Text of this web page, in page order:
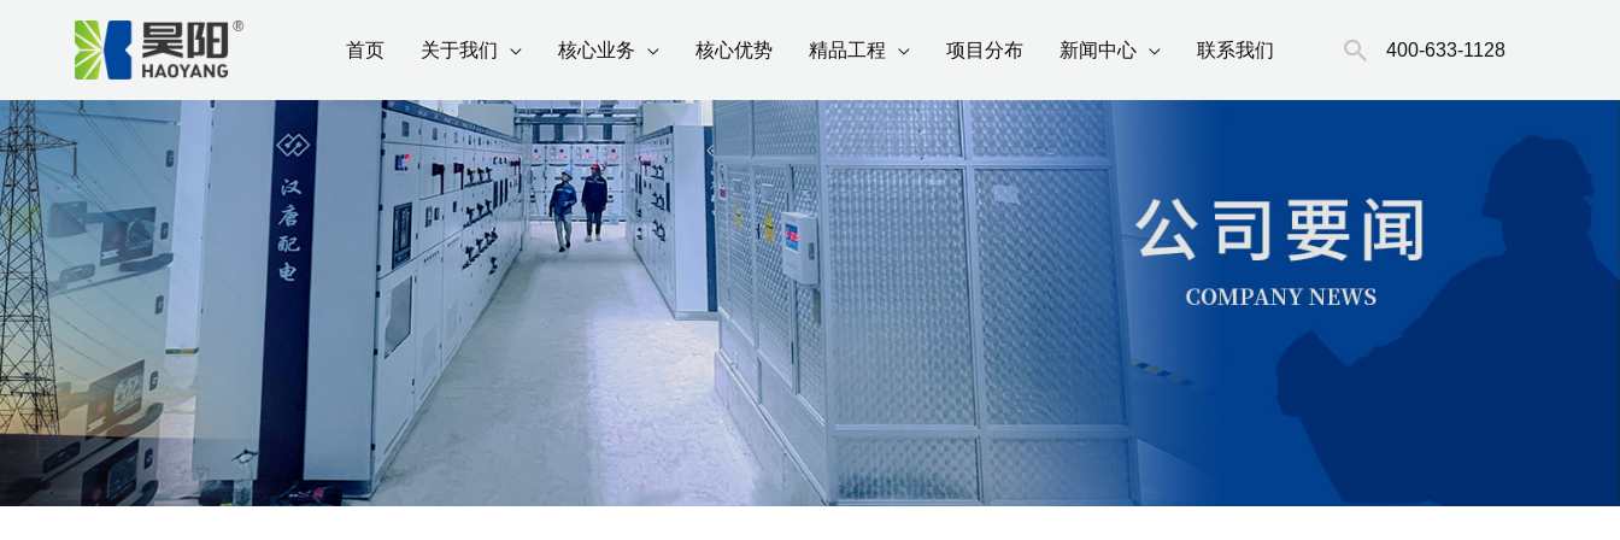
容
首页 关于我们 核心业务 核心优势 精品工程 项目分布 新闻中心 联系我们
搜
索
400-633-1128
navigation